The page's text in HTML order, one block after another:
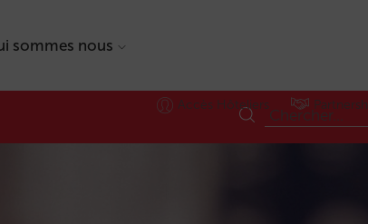
sommes nous
Accès Hôteliers